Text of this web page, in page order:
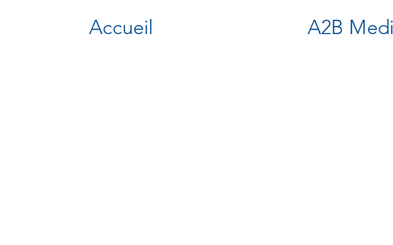
Accueil A2B